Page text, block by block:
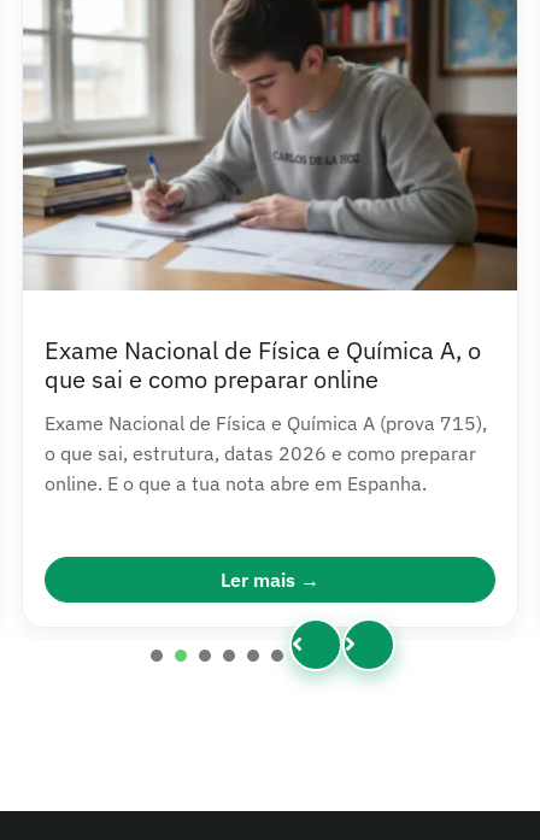
Exame Nacional de Física e Química A, o
que sai e como preparar online
Exame Nacional de Física e Química A (prova 715),
o que sai, estrutura, datas 2026 e como preparar
online. E o que a tua nota abre em Espanha.
Ler mais
1 2